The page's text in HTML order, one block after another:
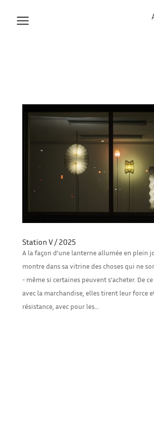
Station V / 2025
A la façon d’une lanterne allumée en plein
montre dans sa vitrine des choses qui ne
- même si certaines peuvent s’acheter. De
avec la marchandise, elles tirent leur force
résistance, avec pour les...